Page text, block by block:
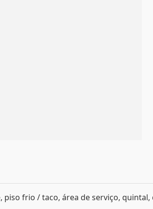
piso frio / taco, área de serviço,